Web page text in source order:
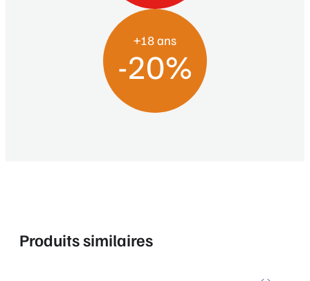
+18 ans
-20%
Produits similaires